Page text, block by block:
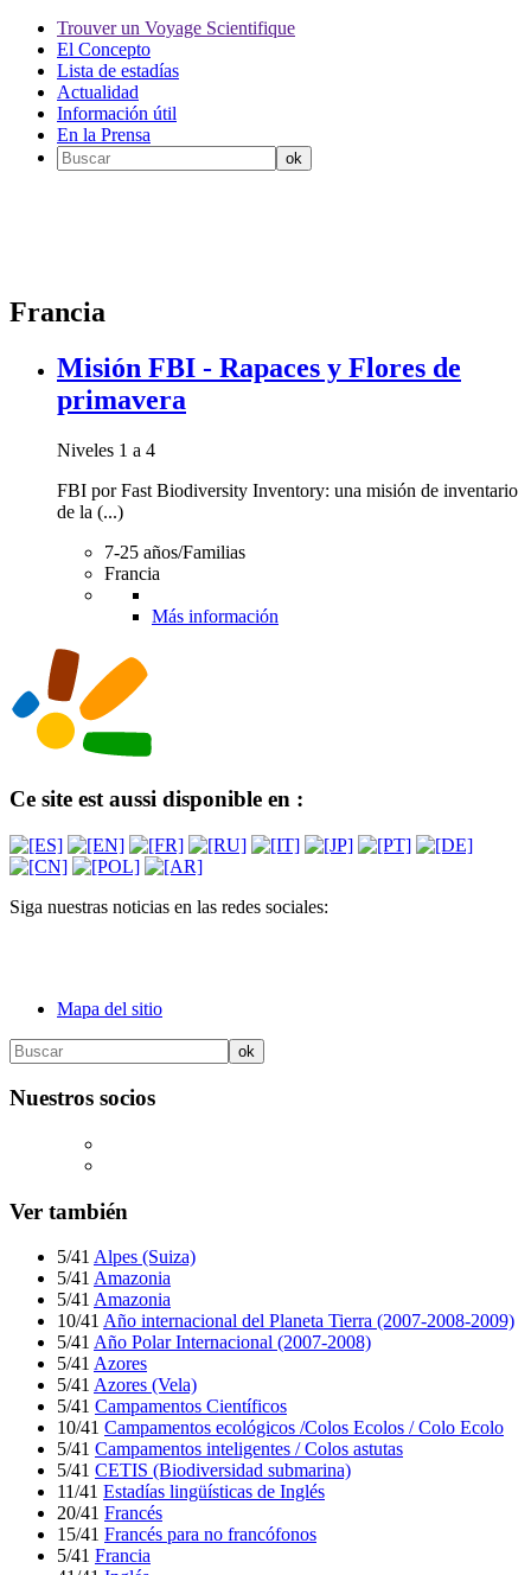
Trouver un Voyage Scientifique
El Concepto
Lista de estadías
Actualidad
Información útil
En la Prensa
Francia
Misión FBI - Rapaces y Flores de
primavera
Niveles 1 a 4
FBI por Fast Biodiversity Inventory: una misión de inventario
de la (...)
7-25 años/Familias
Francia
Más información
Ce site est aussi disponible en :
Siga nuestras noticias en las redes sociales:
Mapa del sitio
Nuestros socios
Ver también
5/41 Alpes (Suiza)
5/41 Amazonia
5/41 Amazonia
10/41 Año internacional del Planeta Tierra (2007-2008-2009)
5/41 Año Polar Internacional (2007-2008)
5/41 Azores
5/41 Azores (Vela)
5/41 Campamentos Científicos
10/41 Campamentos ecológicos /Colos Ecolos / Colo Ecolo
5/41 Campamentos inteligentes / Colos astutas
5/41 CETIS (Biodiversidad submarina)
11/41 Estadías lingüísticas de Inglés
20/41 Francés
15/41 Francés para no francófonos
5/41 Francia